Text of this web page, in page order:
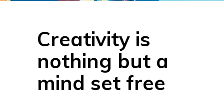
Creativity is
nothing but a
mind set free